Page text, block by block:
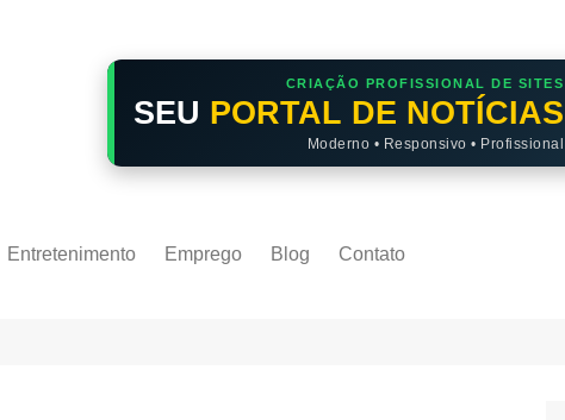
CRIAÇÃO PROFISSIONAL DE SITES
SEU PORTAL DE NOTÍCIAS
Moderno • Responsivo • Profissional
Entretenimento Emprego Blog Contato